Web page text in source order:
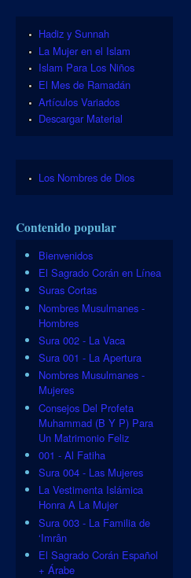
Hadiz y Sunnah
La Mujer en el Islam
Islam Para Los Niños
El Mes de Ramadán
Artículos Variados
Descargar Material
Los Nombres de Dios
Contenido popular
Bienvenidos
El Sagrado Corán en Línea
Suras Cortas
Nombres Musulmanes -
Hombres
Sura 002 - La Vaca
Sura 001 - La Apertura
Nombres Musulmanes -
Mujeres
Consejos Del Profeta
Muhammad (B Y P) Para
Un Matrimonio Feliz
001 - Al Fatiha
Sura 004 - Las Mujeres
La Vestimenta Islámica
Honra A La Mujer
Sura 003 - La Familia de
‘Imrân
El Sagrado Corán Español
+ Árabe